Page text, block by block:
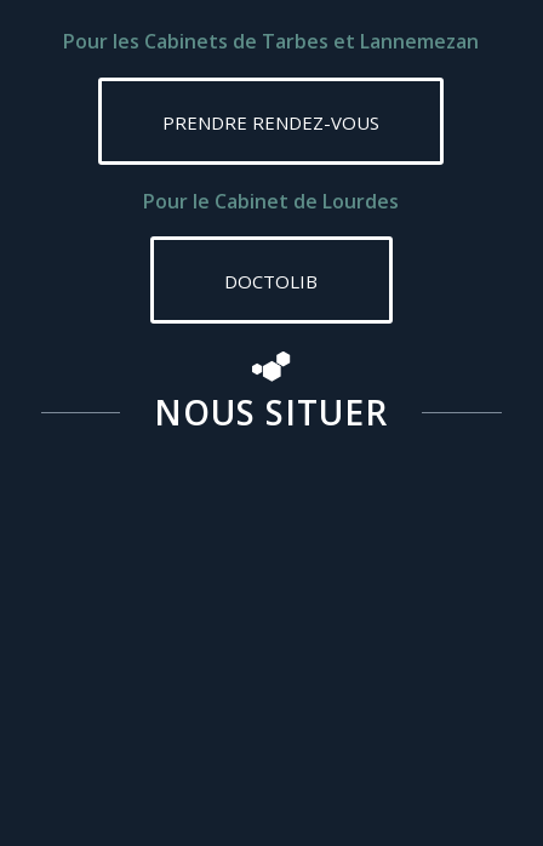
Pour les Cabinets de Tarbes et Lannemezan
PRENDRE RENDEZ-VOUS
Pour le Cabinet de Lourdes
DOCTOLIB
NOUS SITUER